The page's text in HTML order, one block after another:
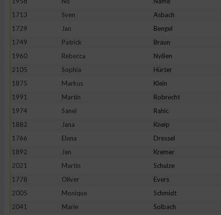
1713
Sven Asbach
1729
Jan Bengel
1749
Patrick Braun
1960
Rebecca Nyßen
2105
Sophia Hürter
1875
Markus Klein
1991
Martin Robrecht
1974
Sanel Rahic
1882
Jana Kneip
1766
Elena Dressel
1892
Jan Kremer
2021
Martin Schulze
1778
Oliver Evers
2005
Monique Schmidt
2041
Marie Solbach
Verwendung genauer Standortdaten
Nicht-IAB-Verarbeitungszwecke:
Performance
Funktional
Werbung